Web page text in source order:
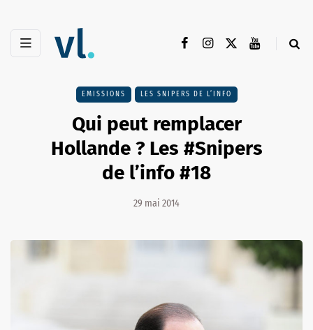
EMISSIONS LES SNIPERS DE L’INFO
Qui peut remplacer
Hollande ? Les #Snipers
de l’info #18
29 mai 2014